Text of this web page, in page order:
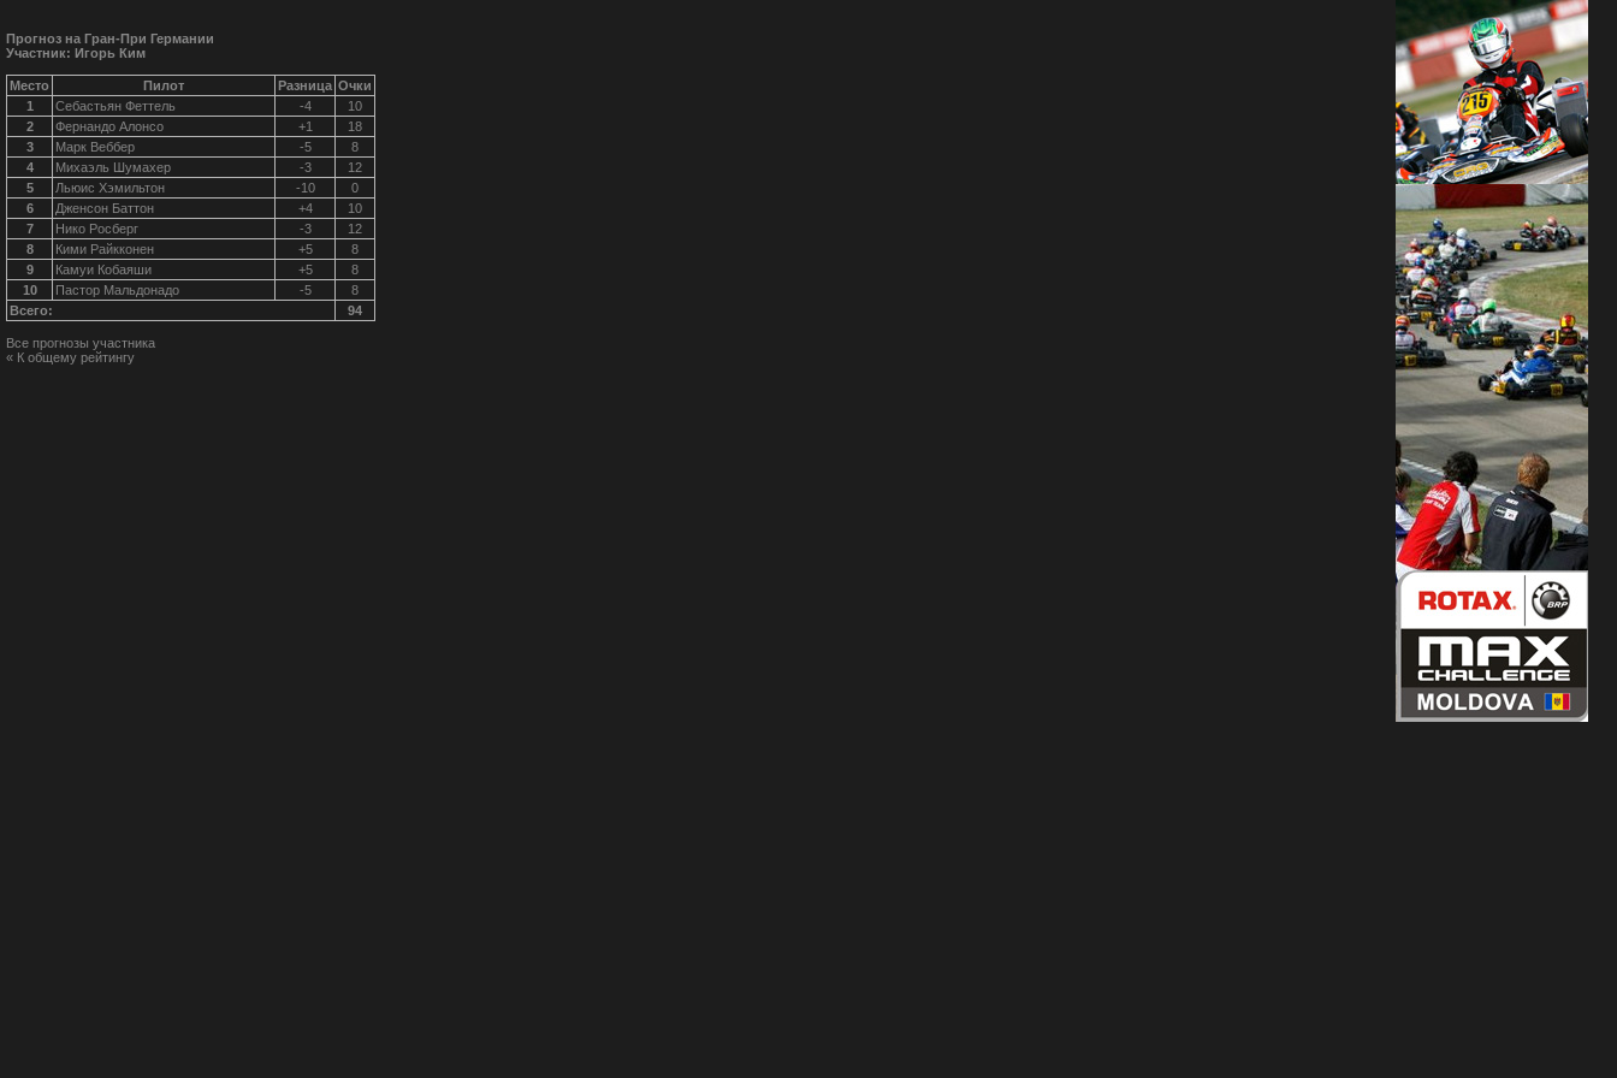
Прогноз на Гран-При Германии
Участник: Игорь Ким
Место Пилот Разница Очки
1
Себастьян Феттель -4
10
2
Фернандо Алонсо +1
18
3
Марк Веббер -5
8
4
Михаэль Шумахер -3
12
5
Льюис Хэмильтон -10
0
6
Дженсон Баттон +4
10
7
Нико Росберг -3
12
8
Кими Райкконен +5
8
9
Камуи Кобаяши +5
8
10
Пастор Мальдонадо -5
8
Всего:
94
Все прогнозы участника
« К общему рейтингу